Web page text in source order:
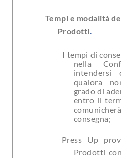
Tempi e modalità della consegna dei
Prodotti.
I tempi di consegna sono quelli indicati
nella
intendersi
qualora
grado di
entro il
consegna;
Press Up provvederà a recapitare i
Prodotti